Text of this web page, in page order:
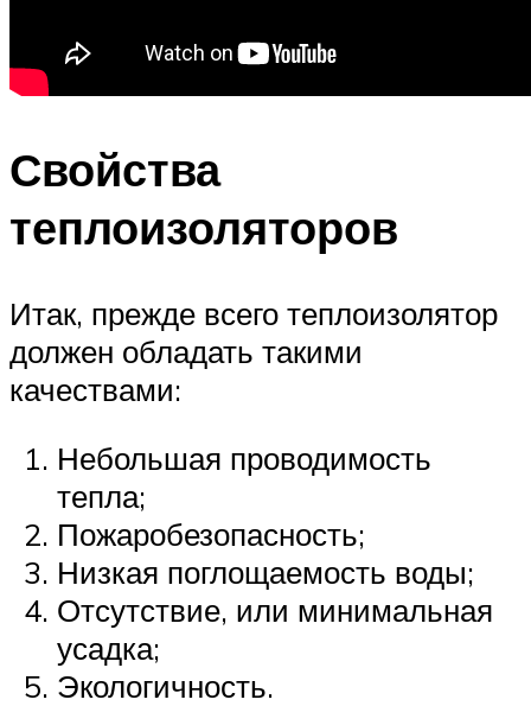
Свойства
теплоизоляторов
Итак, прежде всего теплоизолятор
должен обладать такими
качествами:
Небольшая проводимость
тепла;
Пожаробезопасность;
Низкая поглощаемость воды;
Отсутствие, или минимальная
усадка;
Экологичность.